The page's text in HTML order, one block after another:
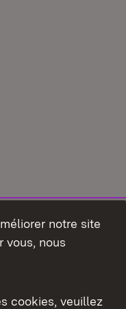
notre site
vous, nous
cookies, veuillez